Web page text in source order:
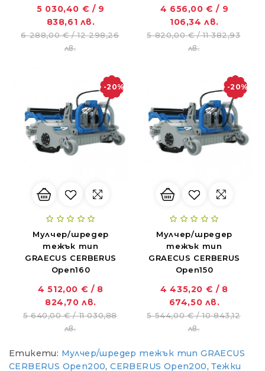
5 030,40 € / 9
838,61 лв.
6 288,00 € / 12 298,26
лв.
4 656,00 € / 9
106,34 лв.
5 820,00 € / 11 382,93
лв.
-20%
Мулчер/шредер
тежък тип
GRAECUS CERBERUS
Open160
4 512,00 € / 8
824,70 лв.
5 640,00 € / 11 030,88
лв.
-20%
Мулчер/шредер
тежък тип
GRAECUS CERBERUS
Open150
4 435,20 € / 8
674,50 лв.
5 544,00 € / 10 843,12
лв.
Етикети: Мулчер/шредер тежък тип GRAECUS
CERBERUS Open200,CERBERUS Open200,Тежки
ZANON MARLIN SA 160 - за лесна резитба в гъста растителност
01.11.2018
Новият Traktorite.com е вече онлайн